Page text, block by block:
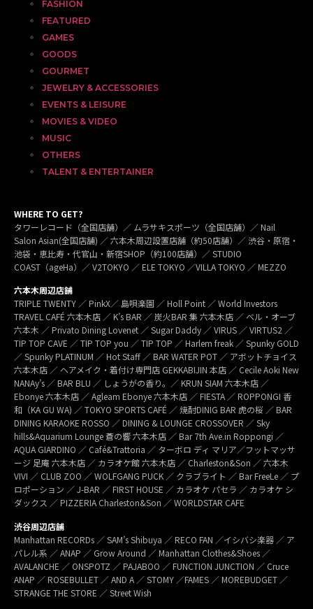
FASHION
FEATURED
GAMES
GOODS
GOURMET
JEWELRY & ACCESSORIES
EVENTS & LEISURE
MOVIES & VIDEO
MUSIC
OTHERS
TALENT & ENTERTAINER
WHERE TO GET?
タワーレコード（全国店舗）／ ムラサキスポーツ（全国店舗）／ Nail
Salon Asian(全国店舗) ／ 六本木周辺設置店舗（約50店舗）／ 渋谷・原宿・
池袋・恵比寿・代官山・新宿SHOP（約100店舗）／ STUDIO
COAST（ageHa）／ V2TOKYO ／ ELE TOKYO ／VILLA TOKYO ／ MEZZO
六本木周辺店舗
TRIPLE TWENTY ／ PinkX／ 島唄楽園 ／ Holl Point ／ World Investors
TRAVEL CAFÉ 六本木店 ／ K’s BAR ／ 炭火BAR 集 六本木店 ／ ベル・オーブ
六本木 ／ Privato Dining Lovenet ／ Sugar Daddy ／ VIRUS ／ VIRTUS2 ／
TIP TOP CAVE ／ TIP TOP you ／ TIP TOP ／ Harlem freak ／ Spunky GOLD
／ Spunky PLATINUM ／ Hot Staff ／ BAR WATER POT ／ アボットチョイス
六本木店 ／ ヘアメイク・着付け専門店 GEKKABIJIN 本店 ／ Cecile Aoki New
NANAy’s ／ BAR BLU ／ しょうがの香り。／ KRUN SIAM 六本木店 ／
Ebonye 六本木店 ／ Agleam Ebonye 六本木店 ／ FIESTA ／ ROPPONGI 香
和（KA GU WA) ／ TOKYO SPORTS CAFÉ ／ 焼酎DINIG BAR 虎の桜 ／ BAR
DINING KARAOKE ROSSO ／ DINING & LOUNGE CROSSOVER ／ Sky
hills&Aquarium Lounge 蒼の響 六本木店 ／ Bar 7th Ave.in Roppongi ／
AQUA GIARDINO ／ Café&Trattoria ／ ターボロ ディ マリア／フットマッサ
ージ 足庵 六本木店 ／ カラオケ館 六本木店 ／ Charleston&Son ／ 六本木
VIVI ／ CLUB ZOO ／ WOLFGANG PUCK ／ クラブライト ／ Bar FreeLe ／ プ
ロポーション ／ J-BAR ／ FIRST HOUSE ／ カラオケ パセラ ／ カラオケ シ
ダックス ／ PIZZERIA Charleston&Son ／ WORLDSTAR CAFE
渋谷周辺店舗
Manhattan RECORDs ／ SAM’s Shibuya ／ RECO FAN ／イシバシ楽器 ／ ア
パレル系 ／ ANAP ／ Grow Around ／ Manhattan Clothes&Shoes ／
AVALANCHE ／ ONSPOTZ ／ PAJABOO ／ FUNCTION JUNCTION ／ Cruce
ANAP ／ ROSEBULLET ／ AND A ／ STOMY ／FAMES ／ MOREBUDGET ／
STRANGE THE STORE ／ Street Wish